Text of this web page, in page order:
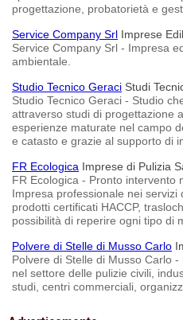
progettazione, probatorietà e
Service Company Srl Imprese
Service Company Srl - Impresa
ambientale.
Studio Tecnico Geraci Studi
Studio Tecnico Geraci - Studio
attraverso studi di progettazione
esperienze maturate nel campo
e catasto e grazie al supporto di
FR Ecologica Imprese di Pulizia
FR Ecologica - Pronto intervento
Impresa professionale nei servizi
prodotti certificati HACCP,
possibilità di reperire ogni tipo di
Polvere di Stelle di Musso Carlo
Polvere di Stelle di Musso Carlo
nel settore delle pulizie civili,
studi, centri commerciali,